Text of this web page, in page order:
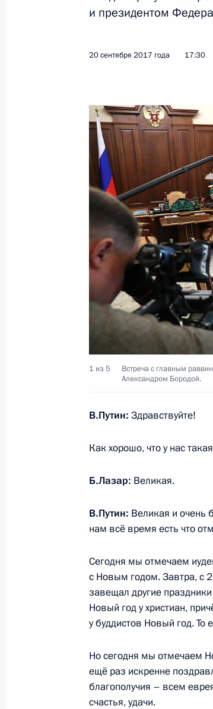
25 сентября 2017
Эрдоганом
Телефонный разговор
25 сентября 2017 года, 14:20
Встреча с Дмитрием
25 сентября 2017 года, 13:50
Николай Меркушкин
по взаимодействию со
народов
25 сентября 2017 года, 13:45
Губернатора Самарской
Телефонный разговор с
25 сентября 2017 года, 13:00
23 сентября 2017 года,
Совещание с
23 сентября 2017 года, 18:00
Приветствие
международного
и президентом
20 сентября 2017 года 17:30
1 из 5
Встреча с главным
Александром Бородой.
В.Путин: Здравствуйте!
Как хорошо, что у нас
Б.Лазар: Великая.
В.Путин: Великая и очень
нам всё время есть что
Сегодня мы отмечаем
с Новым годом. Завтра, с
завещал другие
Новый год у христиан,
у буддистов Новый год. То
Но сегодня мы отмечаем
ещё раз искренне
благополучия – всем
счастья, удачи.